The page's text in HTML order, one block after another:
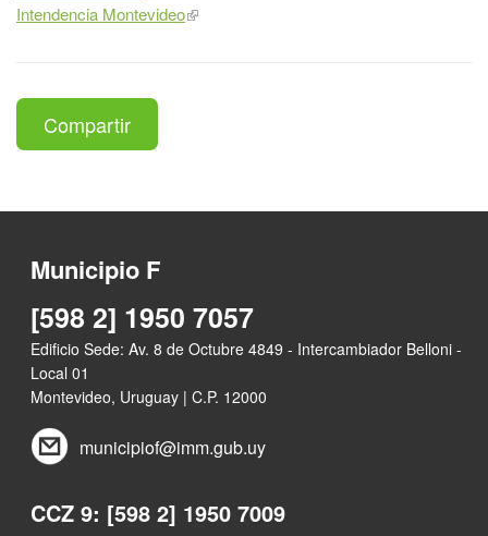
Intendencia Montevideo
Compartir
Municipio F
[598 2] 1950 7057
Edificio Sede: Av. 8 de Octubre 4849 - Intercambiador Belloni -
Local 01
Montevideo, Uruguay | C.P. 12000
municipiof@imm.gub.uy
CCZ 9: [598 2] 1950 7009